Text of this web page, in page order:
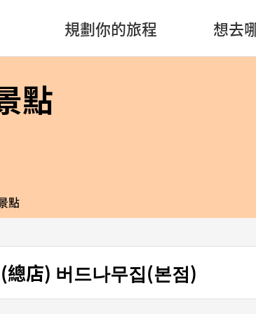
規劃你的旅程 想去
點
點
總店) 버드나무집(본점)